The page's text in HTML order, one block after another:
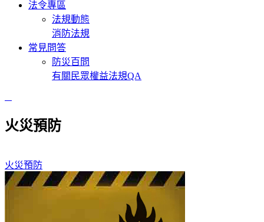
法令專區
法規動態
消防法規
常見問答
防災百問
有關民眾權益法規QA
火災預防
火災預防